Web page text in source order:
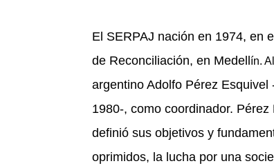
El SERPAJ nación en 1974, en
de Reconciliación, en Medellín.
argentino Adolfo Pérez Esquivel
1980-, como coordinador. Pérez
definió sus objetivos y
oprimidos, la lucha por una